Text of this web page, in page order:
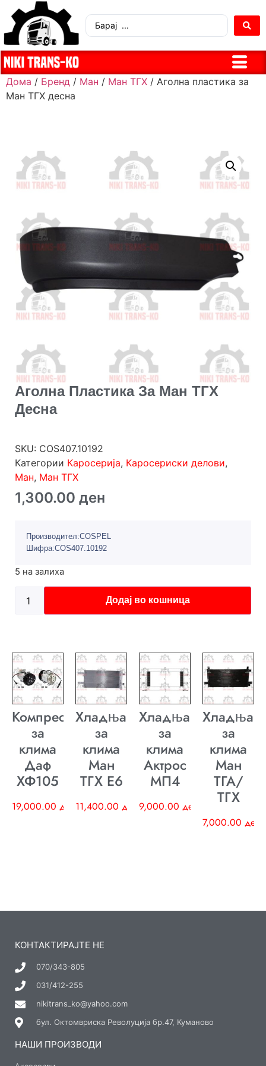
Дома / Бренд / Ман / Ман ТГХ / Аголна пластика за
Ман ТГХ десна
Аголна Пластика За Ман ТГХ
Десна
SKU: COS407.10192
Категории Каросерија, Каросериски делови,
Ман, Ман ТГХ
1,300.00 ден
Производител:COSPEL
Шифра:COS407.10192
5 на залиха
Додај во кошница
Компресор
за
клима
Даф
ХФ105
19,000.00 ден
Хладњак
за
клима
Ман
ТГХ E6
11,400.00 ден
Хладњак
за
клима
Актрос
МП4
9,000.00 ден
Хладњак
за
клима
Ман
ТГА/
ТГХ
7,000.00 ден
КОНТАКТИРАЈТЕ НЕ
070/343-805
031/412-255
nikitrans_ko@yahoo.com
бул. Октомвриска Револуција бр.47, Куманово
НАШИ ПРОИЗВОДИ